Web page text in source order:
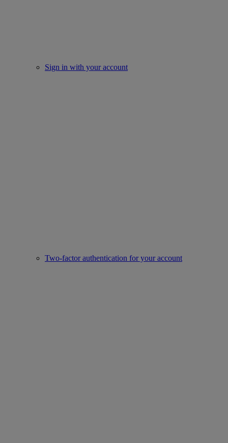
Sign in with your account
Two-factor authentication for your account